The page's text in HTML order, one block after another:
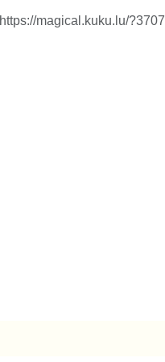
https://magical.kuku.lu/?3707